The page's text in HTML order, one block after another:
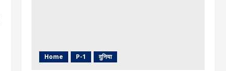
Home P-1 दुनिया